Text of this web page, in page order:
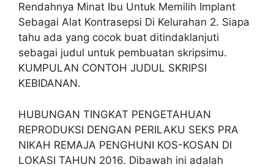
Rendahnya Minat Ibu Untuk Memilih Implant
Sebagai Alat Kontrasepsi Di Kelurahan 2. Siapa
tahu ada yang cocok buat ditindaklanjuti
sebagai judul untuk pembuatan skripsimu.
KUMPULAN CONTOH JUDUL SKRIPSI
KEBIDANAN.
HUBUNGAN TINGKAT PENGETAHUAN
REPRODUKSI DENGAN PERILAKU SEKS PRA
NIKAH REMAJA PENGHUNI KOS-KOSAN DI
LOKASI TAHUN 2016. Dibawah ini adalah